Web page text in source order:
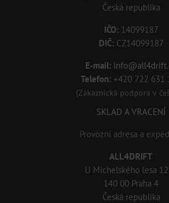
Česká republika
IČO:14099187
DIČ:CZ14099187
E-mail:
Telefon: +420 722 631
(Zákaznická podpora v
SKLAD A VRACENÍ
Provozní adresa a
ALL4DRIFT
U Michelského lesa
140 00 Praha 4
Česká republika